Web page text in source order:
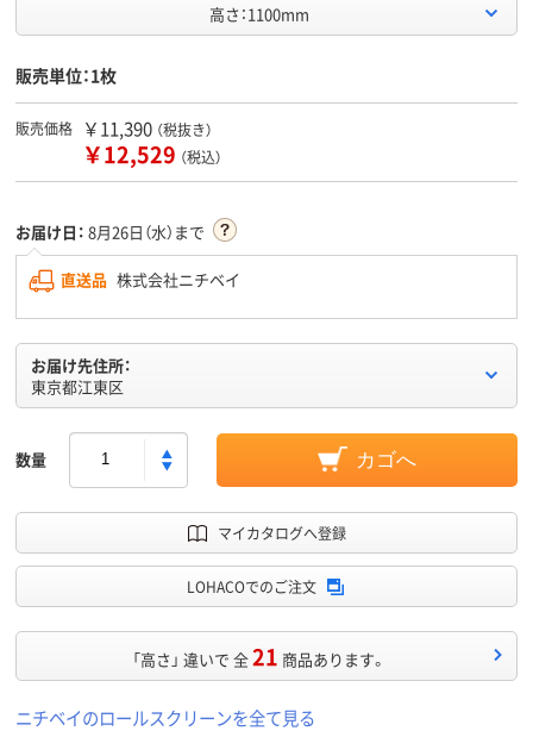
高さ：1100mm
販売単位：1枚
販売価格 ￥11,390 （税抜き）
￥12,529 （税込）
お届け日： 8月26日（水）まで
直送品 株式会社ニチベイ
お届け先住所：
東京都江東区
数量 カゴへ
マイカタログへ登録
LOHACOでのご注文
「高さ」 違いで 全21 商品あります。
ニチベイのロールスクリーンを全て見る